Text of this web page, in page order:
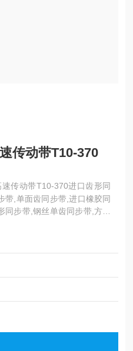
传动带T10-370
传动带T10-370进口齿形同
带,单面齿同步带,进口橡胶同
步带,钢丝单齿同步带,方形
茨、德国奥比等世界名优工